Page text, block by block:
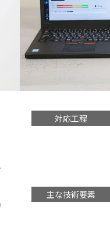
対応工程
主な技術要素